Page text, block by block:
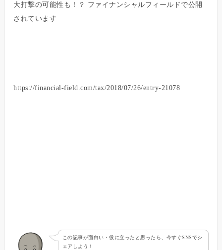
大打撃の可能性も！？ ファイナンシャルフィールドで公開
されています
https://financial-field.com/tax/2018/07/26/entry-21078
この記事が面白い・役に立ったと思ったら、今すぐSNSでシ
ェアしよう！